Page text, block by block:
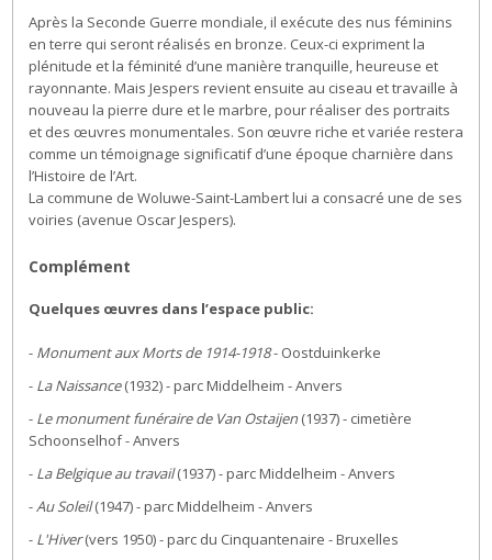
Après la Seconde Guerre mondiale, il exécute des nus féminins
en terre qui seront réalisés en bronze. Ceux-ci expriment la
plénitude et la féminité d’une manière tranquille, heureuse et
rayonnante. Mais Jespers revient ensuite au ciseau et travaille à
nouveau la pierre dure et le marbre, pour réaliser des portraits
et des œuvres monumentales. Son œuvre riche et variée restera
comme un témoignage significatif d’une époque charnière dans
l’Histoire de l’Art.
La commune de Woluwe-Saint-Lambert lui a consacré une de ses
voiries (avenue Oscar Jespers).
Complément
Quelques œuvres dans l’espace public:
- Monument aux Morts de 1914-1918- Oostduinkerke
- La Naissance(1932) - parc Middelheim - Anvers
- Le monument funéraire de Van Ostaijen (1937) - cimetière
Schoonselhof - Anvers
- La Belgique au travail(1937) - parc Middelheim - Anvers
-Au Soleil(1947) - parc Middelheim - Anvers
- L'Hiver(vers 1950) - parc du Cinquantenaire - Bruxelles